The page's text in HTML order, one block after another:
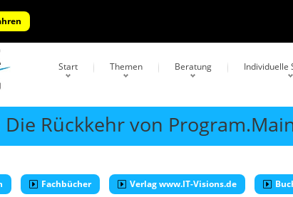
Start Themen Beratung Individuelle
Die Rückkehr von
Fachbücher Verlag www.IT-Visions.de